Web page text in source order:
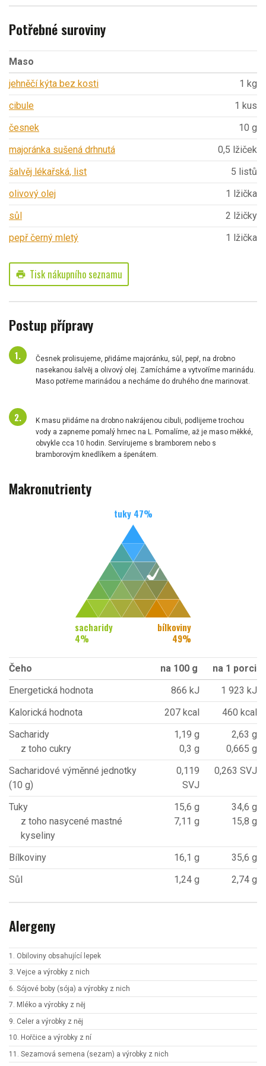
Potřebné suroviny
Maso
jehněčí kýta bez kosti
1 kg
cibule
1 kus
česnek
10 g
majoránka sušená drhnutá
0,5 lžiček
šalvěj lékařská, list
5 listů
olivový olej
1 lžička
sůl
2 lžičky
pepř černý mletý
1 lžička
print Tisk nákupního seznamu
Postup přípravy
Česnek prolisujeme, přidáme majoránku, sůl, pepř, na drobno
nasekanou šalvěj a olivový olej. Zamícháme a vytvoříme marinádu.
Maso potřeme marinádou a necháme do druhého dne marinovat.
K masu přidáme na drobno nakrájenou cibuli, podlijeme trochou
vody a zapneme pomalý hrnec na L. Pomalíme, až je maso měkké,
obvykle cca 10 hodin. Servírujeme s bramborem nebo s
bramborovým knedlíkem a špenátem.
Makronutrienty
tuky 47%
sacharidy
4%
bílkoviny
49%
Čeho na 100 g
na 1 porci
Energetická hodnota
866 kJ
1 923 kJ
Kalorická hodnota
207 kcal
460 kcal
Sacharidy
z toho cukry
1,19 g
0,3 g
2,63 g
0,665 g
Sacharidové výměnné jednotky
(10 g)
0,119
SVJ
0,263 SVJ
Tuky
z toho nasycené mastné
kyseliny
15,6 g
7,11 g
34,6 g
15,8 g
Bílkoviny 16,1 g
35,6 g
Sůl
1,24 g 2,74 g
Alergeny
1. Obiloviny obsahující lepek
3. Vejce a výrobky z nich
6. Sójové boby (sója) a výrobky z nich
7. Mléko a výrobky z něj
9. Celer a výrobky z něj
10. Hořčice a výrobky z ní
11. Sezamová semena (sezam) a výrobky z nich